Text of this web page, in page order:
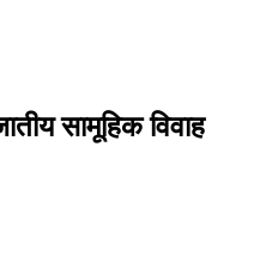
सामूहिक विवाह